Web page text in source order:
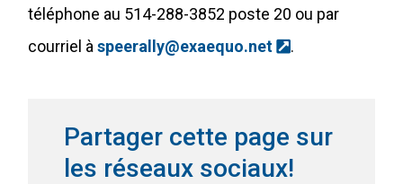
téléphone au 514-288-3852 poste 20 ou par
courriel à speerally@exaequo.net (Ce lien
.
Partager cette page sur
les réseaux sociaux!